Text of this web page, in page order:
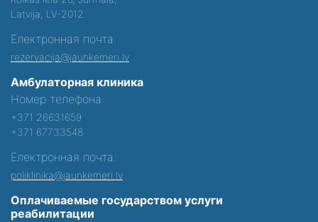
Latvija, LV-2012
Електронная почта:
rezervacija@jaunkemeri.lv
Амбулаторная клиника
Номер телефона:
+371 26631659
+371 67733548
Електронная почта:
poliklinika@jaunkemeri.lv
Оплачиваемые государством услуги
реабилитации